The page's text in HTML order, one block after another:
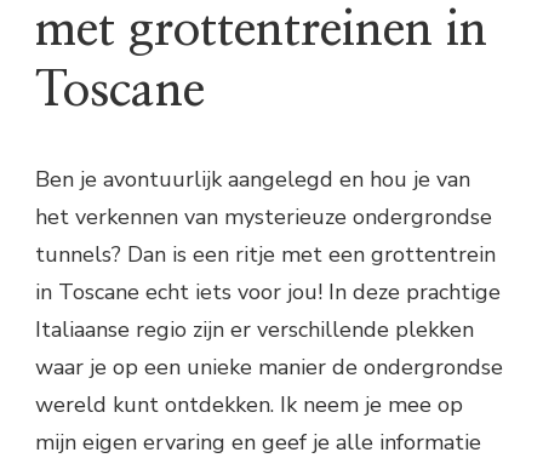
met grottentreinen in
Toscane
Ben je avontuurlijk aangelegd en hou je van
het verkennen van mysterieuze ondergrondse
tunnels? Dan is een ritje met een grottentrein
in Toscane echt iets voor jou! In deze prachtige
Italiaanse regio zijn er verschillende plekken
waar je op een unieke manier de ondergrondse
wereld kunt ontdekken. Ik neem je mee op
mijn eigen ervaring en geef je alle informatie